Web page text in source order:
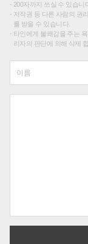
200자까지 쓰실 수 있습니
저작권 등 다른 사람의 권
를 받을 수 있습니다.
타인에게 불쾌감을 주는
리자의 판단에 의해 삭제